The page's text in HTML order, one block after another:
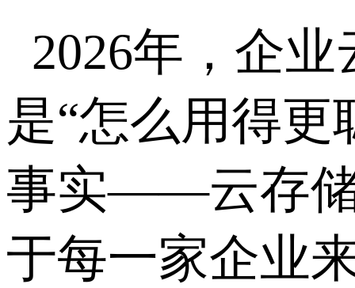
2026年，企业
是“怎么用得更
事实——云存储
于每一家企业